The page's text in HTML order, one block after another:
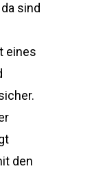
sind
eines
den